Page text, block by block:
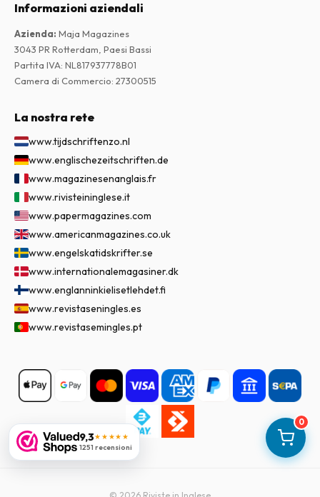
0
9,3★★★★★
1251 recensioni
Informazioni aziendali
Azienda: Maja Magazines
3043 PR Rotterdam, Paesi Bassi
Partita IVA: NL817937778B01
Camera di Commercio: 27300515
La nostra rete
www.tijdschriftenzo.nl
www.englischezeitschriften.de
www.magazinesenanglais.fr
www.rivisteininglese.it
www.papermagazines.com
www.americanmagazines.co.uk
www.engelskatidskrifter.se
www.internationalemagasiner.dk
www.englanninkielisetlehdet.fi
www.revistaseningles.es
www.revistasemingles.pt